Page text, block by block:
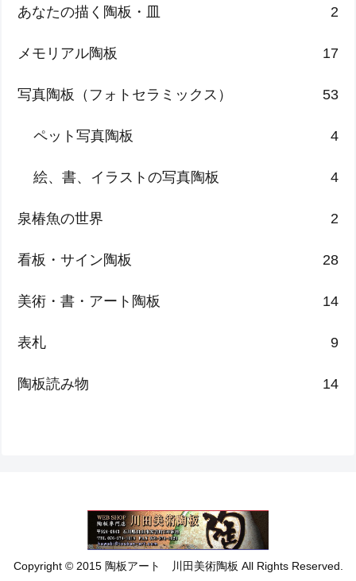
あなたの描く陶板・皿 2
メモリアル陶板 17
写真陶板（フォトセラミックス） 53
ペット写真陶板 4
絵、書、イラストの写真陶板 4
泉椿魚の世界 2
看板・サイン陶板 28
美術・書・アート陶板 14
表札 9
陶板読み物 14
Copyright © 2015 陶板アート 川田美術陶板 All Rights Reserved.